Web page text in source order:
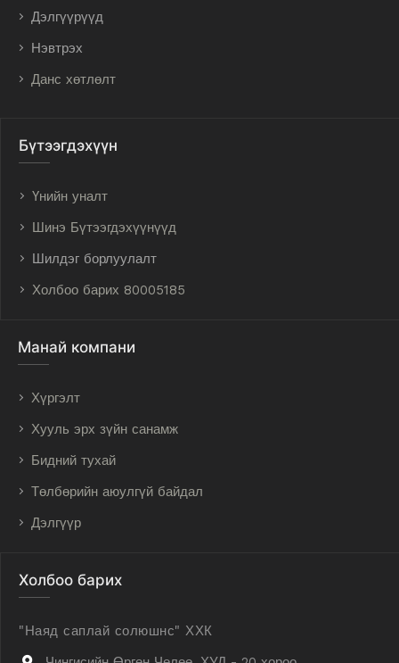
Дэлгүүрүүд
Нэвтрэх
Данс хөтлөлт
Бүтээгдэхүүн
Үнийн уналт
Шинэ Бүтээгдэхүүнүүд
Шилдэг борлуулалт
Холбоо барих 80005185
Манай компани
Хүргэлт
Хууль эрх зүйн санамж
Бидний тухай
Төлбөрийн аюулгүй байдал
Дэлгүүр
Холбоо барих
"Наяд саплай солюшнс" ХХК